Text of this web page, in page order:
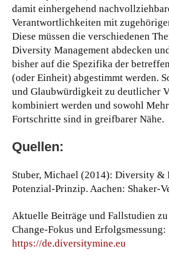
damit einhergehend
Verantwortlichkeiten mit
Diese müssen die verschiedenen
Diversity Management abdecken
bisher auf die Spezifika der
(oder Einheit) abgestimmt werden.
und Glaubwürdigkeit zu deutlicher
kombiniert werden und sowohl
Fortschritte sind in greifbarer Nähe.
Quellen:
Stuber, Michael (2014): Diversity &
Potenzial-Prinzip. Aachen: Shaker-
Aktuelle Beiträge und Fallstudien
Change-Fokus und Erfolgsmessung:
https://de.diversitymine.eu